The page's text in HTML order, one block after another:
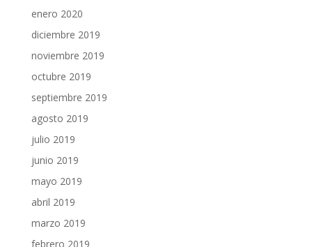
enero 2020
diciembre 2019
noviembre 2019
octubre 2019
septiembre 2019
agosto 2019
julio 2019
junio 2019
mayo 2019
abril 2019
marzo 2019
febrero 2019